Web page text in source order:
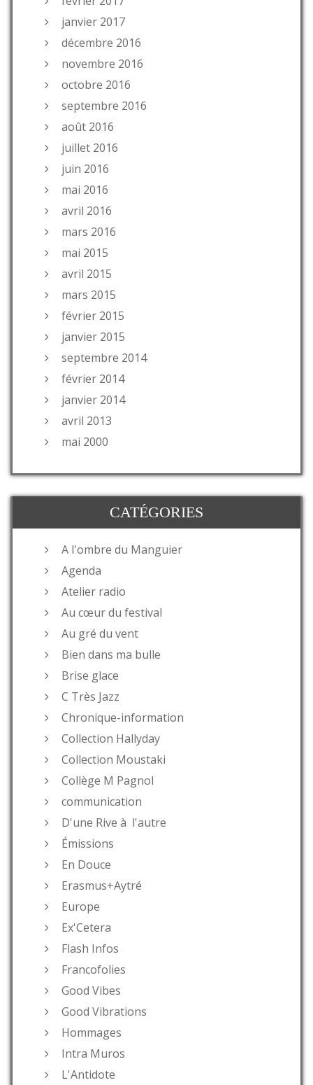
janvier 2017
décembre 2016
novembre 2016
octobre 2016
septembre 2016
août 2016
juillet 2016
juin 2016
mai 2016
avril 2016
mars 2016
mai 2015
avril 2015
mars 2015
février 2015
janvier 2015
septembre 2014
février 2014
janvier 2014
avril 2013
mai 2000
CATÉGORIES
A l'ombre du Manguier
Agenda
Atelier radio
Au cœur du festival
Au gré du vent
Bien dans ma bulle
Brise glace
C Très Jazz
Chronique-information
Collection Hallyday
Collection Moustaki
Collège M Pagnol
communication
D'une Rive à l'autre
Émissions
En Douce
Erasmus+Aytré
Europe
Ex'Cetera
Flash Infos
Francofolies
Good Vibes
Good Vibrations
Hommages
Intra Muros
L'Antidote